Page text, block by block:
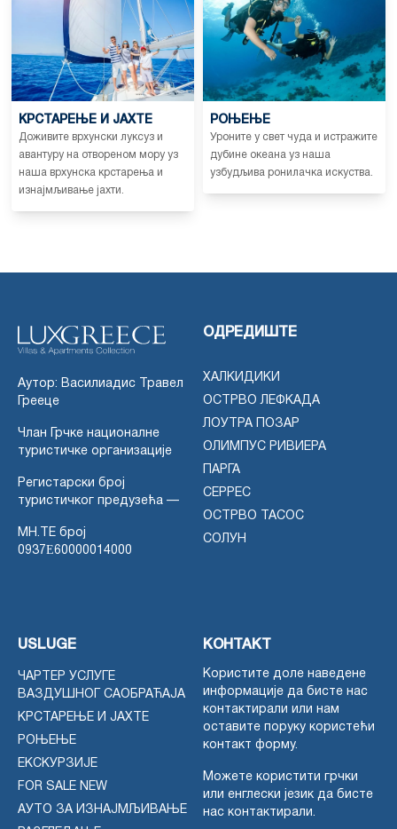
КРСТАРЕЊЕ И ЈАХТЕ
Доживите врхунски луксуз и
авантуру на отвореном мору уз
наша врхунска крстарења и
изнајмљивање јахти.
РОЊЕЊЕ
Уроните у свет чуда и истражите
дубине океана уз наша
узбудљива ронилачка искуства.
Аутор: Василиадис Травел
Грееце
Члан Грчке националне
туристичке организације
Регистарски број
туристичког предузећа —
MH.TE број
0937Ε60000014000
ОДРЕДИШТЕ
ХАЛКИДИКИ
ОСТРВО ЛЕФКАДА
ЛОУТРА ПОЗАР
ОЛИМПУС РИВИЕРА
ПАРГА
СЕРРЕС
ОСТРВО ТАСОС
СОЛУН
USLUGE
ЧАРТЕР УСЛУГЕ
ВАЗДУШНОГ САОБРАЋАЈА
КРСТАРЕЊЕ И ЈАХТЕ
РОЊЕЊЕ
ЕКСКУРЗИЈЕ
FOR SALE NEW
АУТО ЗА ИЗНАЈМЉИВАЊЕ
КОНТАКТ
Користите доле наведене
информације да бисте нас
контактирали или нам
оставите поруку користећи
контакт форму.
Можете користити грчки
или енглески језик да бисте
нас контактирали.